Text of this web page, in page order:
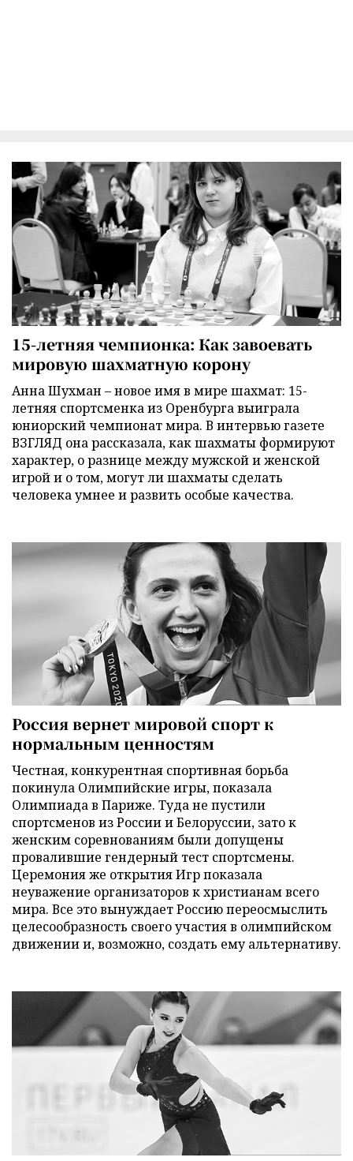
15-летняя чемпионка: Как завоевать
мировую шахматную корону
Анна Шухман – новое имя в мире шахмат: 15-
летняя спортсменка из Оренбурга выиграла
юниорский чемпионат мира. В интервью газете
ВЗГЛЯД она рассказала, как шахматы формируют
характер, о разнице между мужской и женской
игрой и о том, могут ли шахматы сделать
человека умнее и развить особые качества.
Россия вернет мировой спорт к
нормальным ценностям
Честная, конкурентная спортивная борьба
покинула Олимпийские игры, показала
Олимпиада в Париже. Туда не пустили
спортсменов из России и Белоруссии, зато к
женским соревнованиям были допущены
провалившие гендерный тест спортсмены.
Церемония же открытия Игр показала
неуважение организаторов к христианам всего
мира. Все это вынуждает Россию переосмыслить
целесообразность своего участия в олимпийском
движении и, возможно, создать ему альтернативу.